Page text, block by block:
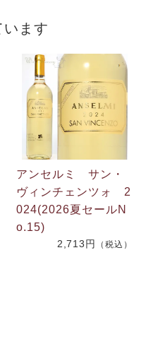
ます
アンセルミ サン・
ヴィンチェンツォ 2
024(2026夏セールN
o.15)
2,713円 （税込）